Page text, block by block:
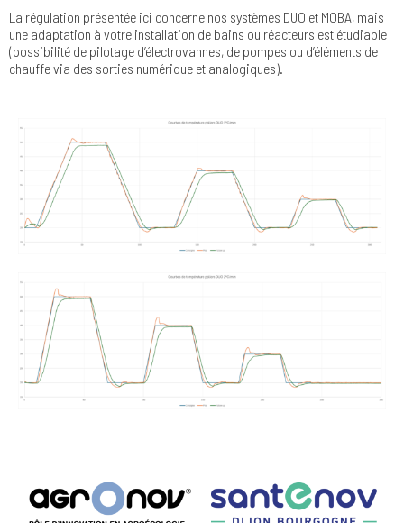
La régulation présentée ici concerne nos systèmes DUO et MOBA, mais
une adaptation à votre installation de bains ou réacteurs est étudiable
(possibilité de pilotage d’électrovannes, de pompes ou d’éléments de
chauffe via des sorties numérique et analogiques).